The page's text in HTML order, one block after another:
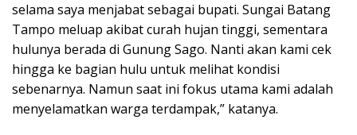
selama saya menjabat sebagai bupati. Sungai Batang
Tampo meluap akibat curah hujan tinggi, sementara
hulunya berada di Gunung Sago. Nanti akan kami cek
hingga ke bagian hulu untuk melihat kondisi
sebenarnya. Namun saat ini fokus utama kami adalah
menyelamatkan warga terdampak,” katanya.